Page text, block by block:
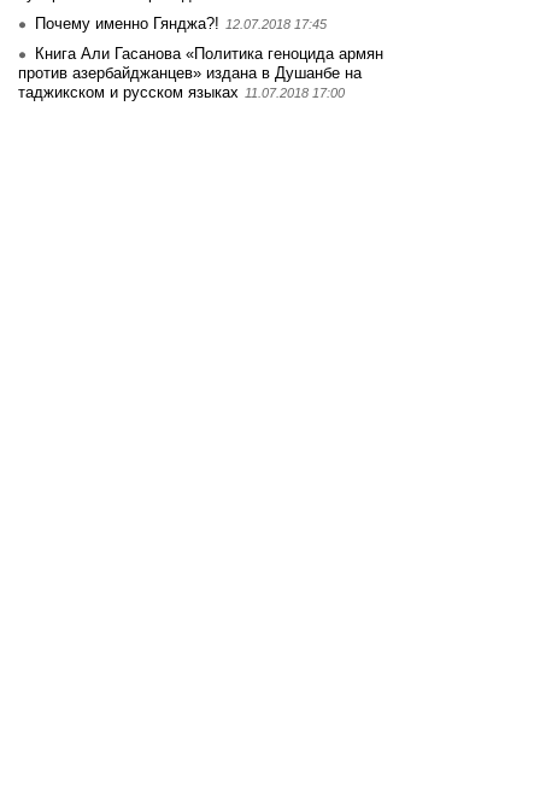
Почему именно Гянджа?! 12.07.2018 17:45
Книга Али Гасанова «Политика геноцида армян
против азербайджанцев» издана в Душанбе на
таджикском и русском языках 11.07.2018 17:00